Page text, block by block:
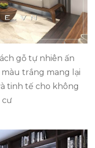
gỗ tự nhiên ấn
trắng mang lại
tinh tế cho không
cư